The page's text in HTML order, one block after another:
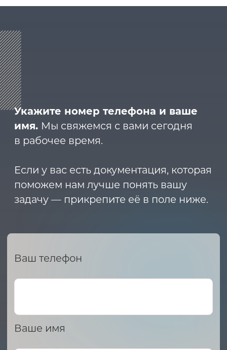
ООО «АРМЕТ РУС» Юридический адрес:
ул. 2-я Брянская, д.34А, офис 401
ИНН 2466160772 КПП 246601001 ОГРН
1152468015391
2023 © ARMET GROUP
Эксклюзивный представитель
завода